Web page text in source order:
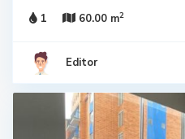
1
60.00 m2
Editor